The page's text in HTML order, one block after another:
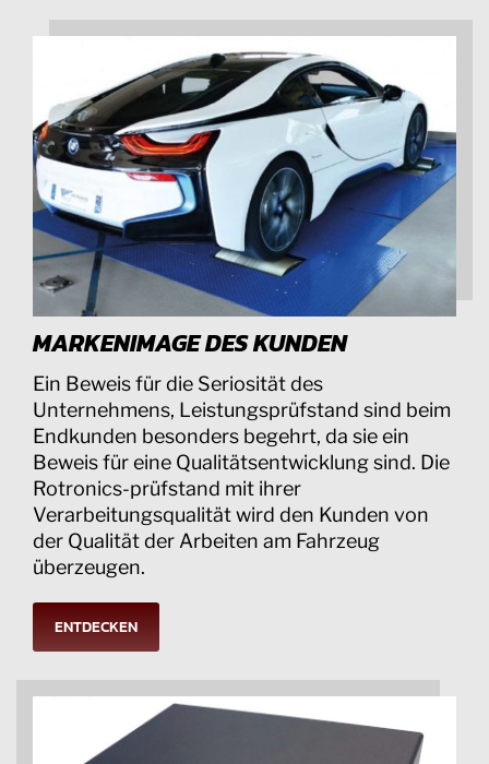
MARKENIMAGE DES KUNDEN
Ein Beweis für die Seriosität des
Unternehmens, Leistungsprüfstand sind beim
Endkunden besonders begehrt, da sie ein
Beweis für eine Qualitätsentwicklung sind. Die
Rotronics-prüfstand mit ihrer
Verarbeitungsqualität wird den Kunden von
der Qualität der Arbeiten am Fahrzeug
überzeugen.
ENTDECKEN